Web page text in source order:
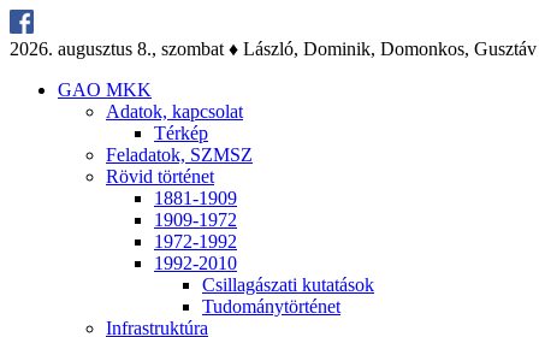
2026. au­gusz­tus 8., szom­bat ♦ Lász­ló, Do­mi­nik, Do­mon­kos, Gusz­táv
GAO MKK
Ada­tok, kap­cso­lat
Tér­kép
Fel­ada­tok, SZMSZ
Rö­vid tör­té­net
1881-1909
1909-1972
1972-1992
1992-2010
Csil­la­gá­sza­ti ku­ta­tá­sok
Tu­do­mány­tör­té­net
Inf­ra­struk­tú­ra